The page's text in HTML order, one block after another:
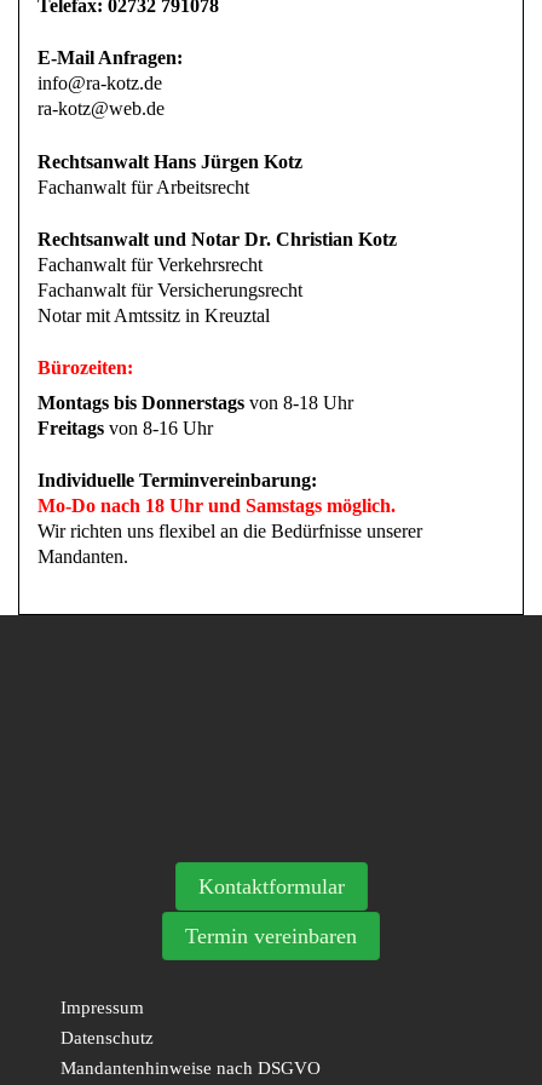
Telefax: 02732 791078
E-Mail Anfragen:
info@ra-kotz.de
ra-kotz@web.de
Rechtsanwalt Hans Jürgen Kotz
Fachanwalt für Arbeitsrecht
Rechtsanwalt und Notar Dr. Christian Kotz
Fachanwalt für Verkehrsrecht
Fachanwalt für Versicherungsrecht
Notar mit Amtssitz in Kreuztal
Bürozeiten:
Montags bis Donnerstags von 8-18 Uhr
Freitags von 8-16 Uhr
Individuelle Terminvereinbarung:
Mo-Do nach 18 Uhr und Samstags möglich.
Wir richten uns flexibel an die Bedürfnisse unserer
Mandanten.
Kontaktformular
Termin vereinbaren
Impressum
Datenschutz
Mandantenhinweise nach DSGVO